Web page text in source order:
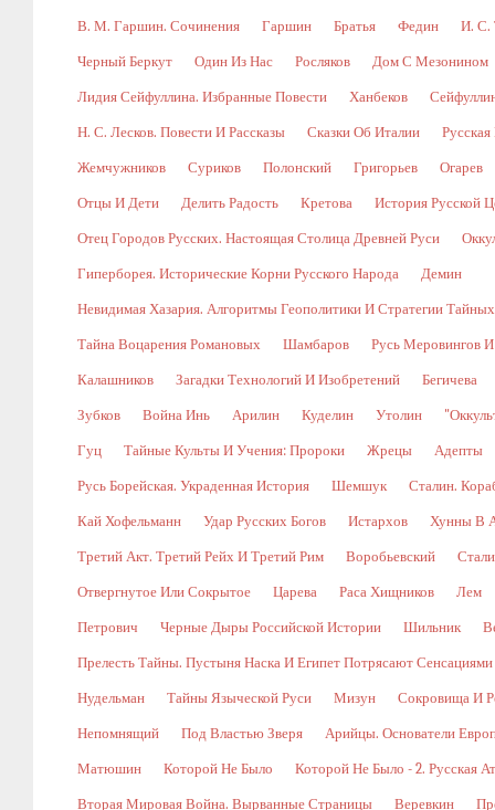
В. М. Гаршин. Сочинения Гаршин Братья Федин И. С.
Черный Беркут Один Из Нас Росляков Дом С Мезонином
Лидия Сейфуллина. Избранные Повести Ханбеков
Н. С. Лесков. Повести И Рассказы Сказки Об Италии
Жемчужников Суриков Полонский Григорьев Огарев
Отцы И Дети Делить Радость Кретова История Русской
Отец Городов Русских. Настоящая Столица Древней Руси
Гиперборея. Исторические Корни Русского Народа Демин
Невидимая Хазария. Алгоритмы Геополитики И Стратегии
Тайна Воцарения Романовых Шамбаров Русь Меровингов
Калашников Загадки Технологий И Изобретений Бегичева
Зубков Война Инь Арилин Куделин Утолин
Гуц Тайные Культы И Учения: Пророки Жрецы Адепты
Русь Борейская. Украденная История Шемшук Сталин.
Кай Хофельманн Удар Русских Богов Истархов Хунны В
Третий Акт. Третий Рейх И Третий Рим Воробьевский
Отвергнутое Или Сокрытое Царева Раса Хищников Лем
Петрович Черные Дыры Российской Истории Шильник
Прелесть Тайны. Пустыня Наска И Египет Потрясают Сенсациями
Нудельман Тайны Языческой Руси Мизун Сокровища И
Непомнящий Под Властью Зверя Арийцы. Основатели
Матюшин Которой Не Было Которой Не Было - 2. Русская
Вторая Мировая Война. Вырванные Страницы Веревкин